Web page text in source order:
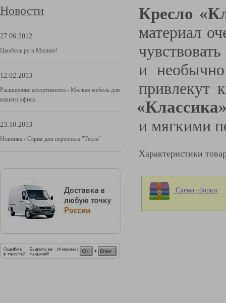
Новости
27.06.2012
Цмебель.ру в Москве!
12.02.2013
Расширение ассортимента - Мягкая мебель для
вашего офиса
23.10.2013
Новинка - Серия для персонала "Тесла"
Кресло
материал
и
привлекут
«Классика
и мягкими
Характеристики
Схема сборки